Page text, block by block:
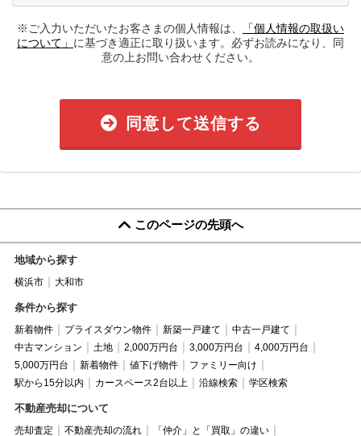
※ご入力いただいたお客さまの個人情報は、
「個人情報の取扱い
について」 に基づき適正に取り扱います。必ずお読みになり、同
意の上お問い合わせください。
同意して送信する
このページの先頭へ
地域から探す
横浜市 大和市
条件から探す
新着物件 プライスダウン物件 新築一戸建て
中古一戸建て
中古マンション
土地 2,000万円台 3,000万円台
4,000万円台
5,000万円台
新着物件 値下げ物件
ファミリー向け
駅から15分以内
カースペース2台以上 沿線検索 学区検索
不動産売却について
売却査定 不動産売却の流れ
「仲介」と「買取」の違い